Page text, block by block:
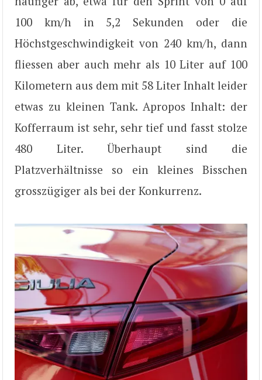
100 km/h in 5,2 Sekunden oder die
Höchstgeschwindigkeit von 240 km/h, dann
fliessen aber auch mehr als 10 Liter auf 100
Kilometern aus dem mit 58 Liter Inhalt leider
etwas zu kleinen Tank. Apropos Inhalt: der
Kofferraum ist sehr, sehr tief und fasst stolze
480 Liter. Überhaupt sind die
Platzverhältnisse so ein kleines Bisschen
grosszügiger als bei der Konkurrenz.